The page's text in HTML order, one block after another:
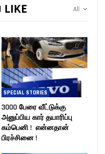
All
LIKE
SPECIAL STORIES
3000 பேரை வீட்டுக்கு
அனுப்பிய கார் தயாரிப்பு
கம்பெனி ! என்னதான்
பிரச்சினை !